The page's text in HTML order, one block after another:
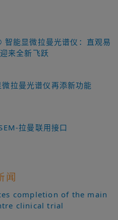
能显微拉曼光谱仪：直观易
来全新飞跃
拉曼光谱仪再添新功能
拉曼联用接口
闻
completion of the main
clinical trial